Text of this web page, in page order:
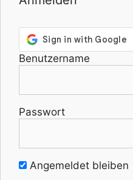
Benutzername
Passwort
Angemeldet bleiben